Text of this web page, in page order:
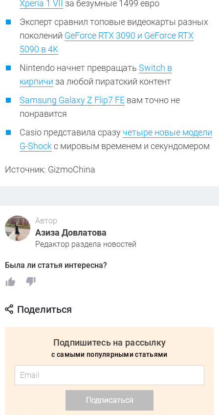
Xperia 1 VII
за безумные 1499 евро
Эксперт сравнил топовые видеокарты разных
поколений GeForce RTX 3090 и GeForce RTX
5090 в 4K
Nintendo начнет превращать Switch в
кирпичи за любой пиратский контент
Samsung Galaxy Z Flip7 FE вам точно не
понравится
Casio представила сразу четыре новые модели
G-Shock с мировым временем и секундомером
Источник: GizmoChina
Автор
Азиза Довлатова
Редактор раздела новостей
Была ли статья интересна?
Поделиться
Подпишитесь на рассылку
с самыми популярными статьями
Подписаться